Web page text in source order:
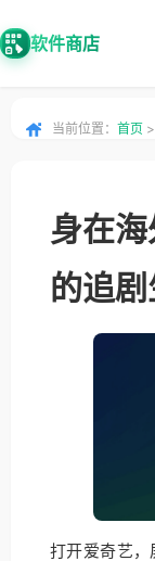
软件商店
当前位置： 首页 >
身在
的追剧
打开爱奇艺，